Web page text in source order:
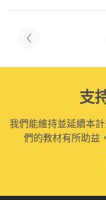
支
我們能維持並延續本
們的教材有所助益